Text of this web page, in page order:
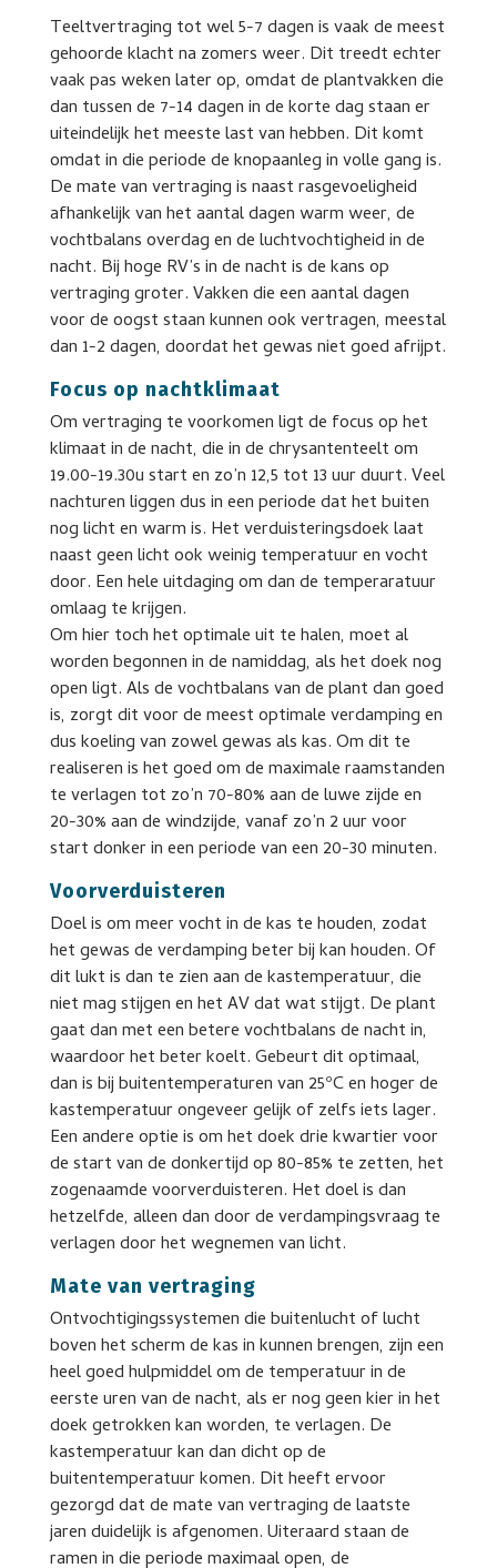
Teeltvertraging tot wel 5-7 dagen is vaak de meest
gehoorde klacht na zomers weer. Dit treedt echter
vaak pas weken later op, omdat de plantvakken die
dan tussen de 7-14 dagen in de korte dag staan er
uiteindelijk het meeste last van hebben. Dit komt
omdat in die periode de knopaanleg in volle gang is.
De mate van vertraging is naast rasgevoeligheid
afhankelijk van het aantal dagen warm weer, de
vochtbalans overdag en de luchtvochtigheid in de
nacht. Bij hoge RV’s in de nacht is de kans op
vertraging groter. Vakken die een aantal dagen
voor de oogst staan kunnen ook vertragen, meestal
dan 1-2 dagen, doordat het gewas niet goed afrijpt.
Focus op nachtklimaat
Om vertraging te voorkomen ligt de focus op het
klimaat in de nacht, die in de chrysantenteelt om
19.00-19.30u start en zo’n 12,5 tot 13 uur duurt. Veel
nachturen liggen dus in een periode dat het buiten
nog licht en warm is. Het verduisteringsdoek laat
naast geen licht ook weinig temperatuur en vocht
door. Een hele uitdaging om dan de temperaratuur
omlaag te krijgen.
Om hier toch het optimale uit te halen, moet al
worden begonnen in de namiddag, als het doek nog
open ligt. Als de vochtbalans van de plant dan goed
is, zorgt dit voor de meest optimale verdamping en
dus koeling van zowel gewas als kas. Om dit te
realiseren is het goed om de maximale raamstanden
te verlagen tot zo’n 70-80% aan de luwe zijde en
20-30% aan de windzijde, vanaf zo’n 2 uur voor
start donker in een periode van een 20-30 minuten.
Voorverduisteren
Doel is om meer vocht in de kas te houden, zodat
het gewas de verdamping beter bij kan houden. Of
dit lukt is dan te zien aan de kastemperatuur, die
niet mag stijgen en het AV dat wat stijgt. De plant
gaat dan met een betere vochtbalans de nacht in,
waardoor het beter koelt. Gebeurt dit optimaal,
dan is bij buitentemperaturen van 25ºC en hoger de
kastemperatuur ongeveer gelijk of zelfs iets lager.
Een andere optie is om het doek drie kwartier voor
de start van de donkertijd op 80-85% te zetten, het
zogenaamde voorverduisteren. Het doel is dan
hetzelfde, alleen dan door de verdampingsvraag te
verlagen door het wegnemen van licht.
Mate van vertraging
Ontvochtigingssystemen die buitenlucht of lucht
boven het scherm de kas in kunnen brengen, zijn een
heel goed hulpmiddel om de temperatuur in de
eerste uren van de nacht, als er nog geen kier in het
doek getrokken kan worden, te verlagen. De
kastemperatuur kan dan dicht op de
buitentemperatuur komen. Dit heeft ervoor
gezorgd dat de mate van vertraging de laatste
jaren duidelijk is afgenomen. Uiteraard staan de
ramen in die periode maximaal open, de